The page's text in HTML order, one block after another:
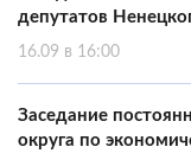
депутатов
16.09 в 16:00
Заседание
округа по